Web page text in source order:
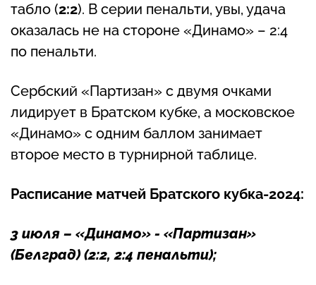
табло (2:2). В серии пенальти, увы, удача
оказалась не на стороне «Динамо» – 2:4
по пенальти.
Сербский «Партизан» с двумя очками
лидирует в Братском кубке, а московское
«Динамо» с одним баллом занимает
второе место в турнирной таблице.
Расписание матчей Братского кубка-2024:
3 июля – «Динамо» - «Партизан»
(Белград) (2:2, 2:4 пенальти);